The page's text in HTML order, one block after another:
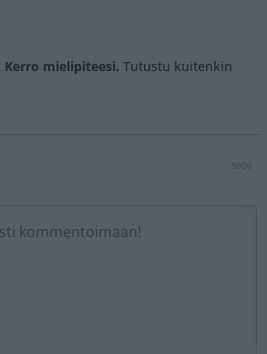
Kerro mielipiteesi. Tutustu kuitenkin
5000